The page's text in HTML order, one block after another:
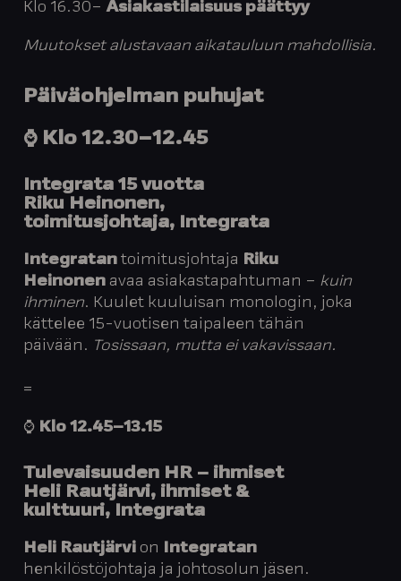
Klo 16.30–Asiakastilaisuus päättyy
Muutokset alustavaan aikatauluun mahdollisia.
Päiväohjelman puhujat
⌚️ Klo12.30–12.45
Integrata 15 vuotta
Riku Heinonen,
toimitusjohtaja, Integrata
Integratan toimitusjohtaja
Riku
Heinonen avaa asiakastapahtuman – kuin
ihminen. Kuulet kuuluisan monologin, joka
kättelee 15-vuotisen taipaleen tähän
päivään.
Tosissaan, mutta ei vakavissaan.
=
⌚️ Klo12.45–13.15
Tulevaisuuden HR – ihmiset
Heli Rautjärvi, ihmiset &
kulttuuri, Integrata
Heli Rautjärvion
Integratan
henkilöstöjohtaja ja johtosolun jäsen.